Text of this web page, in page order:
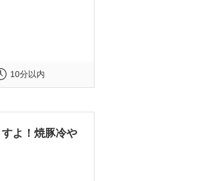
10分以内
よ！焼豚冷や